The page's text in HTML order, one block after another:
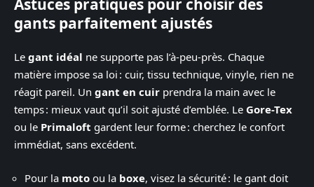
Astuces pratiques pour choisir des
gants parfaitement ajustés
Le gant idéal ne supporte pas l’à-peu-près. Chaque
matière impose sa loi : cuir, tissu technique, vinyle, rien ne
réagit pareil. Un gant en cuir prendra la main avec le
temps : mieux vaut qu’il soit ajusté d’emblée. Le Gore-Tex
ou le Primaloft gardent leur forme : cherchez le confort
immédiat, sans excédent.
Pour la moto ou la boxe, visez la sécurité : le gant doit